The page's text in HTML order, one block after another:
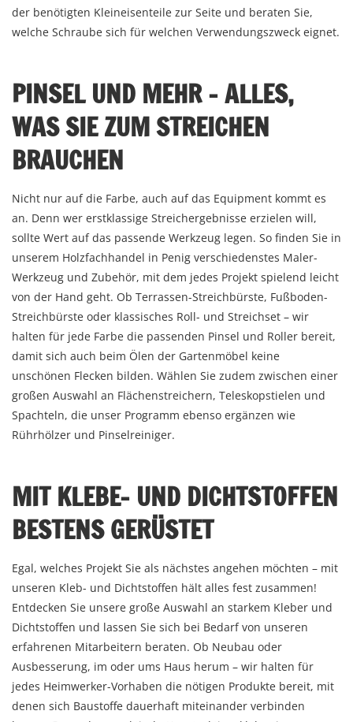
der benötigten Kleineisenteile zur Seite und beraten Sie,
welche Schraube sich für welchen Verwendungszweck eignet.
PINSEL UND MEHR – ALLES,
WAS SIE ZUM STREICHEN
BRAUCHEN
Nicht nur auf die Farbe, auch auf das Equipment kommt es
an. Denn wer erstklassige Streichergebnisse erzielen will,
sollte Wert auf das passende Werkzeug legen. So finden Sie in
unserem Holzfachhandel in Penig verschiedenstes Maler-
Werkzeug und Zubehör, mit dem jedes Projekt spielend leicht
von der Hand geht. Ob Terrassen-Streichbürste, Fußboden-
Streichbürste oder klassisches Roll- und Streichset – wir
halten für jede Farbe die passenden Pinsel und Roller bereit,
damit sich auch beim Ölen der Gartenmöbel keine
unschönen Flecken bilden. Wählen Sie zudem zwischen einer
großen Auswahl an Flächenstreichern, Teleskopstielen und
Spachteln, die unser Programm ebenso ergänzen wie
Rührhölzer und Pinselreiniger.
MIT KLEBE- UND DICHTSTOFFEN
BESTENS GERÜSTET
Egal, welches Projekt Sie als nächstes angehen möchten – mit
unseren Kleb- und Dichtstoffen hält alles fest zusammen!
Entdecken Sie unsere große Auswahl an starkem Kleber und
Dichtstoffen und lassen Sie sich bei Bedarf von unseren
erfahrenen Mitarbeitern beraten. Ob Neubau oder
Ausbesserung, im oder ums Haus herum – wir halten für
jedes Heimwerker-Vorhaben die nötigen Produkte bereit, mit
denen sich Baustoffe dauerhaft miteinander verbinden